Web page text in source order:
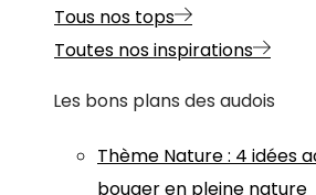
Tous nos tops
Toutes nos inspirations
Les bons plans des audois
Thème Nature: 4 idées
bouger en pleine nature